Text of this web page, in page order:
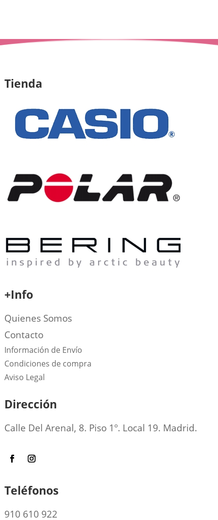
Tienda
+Info
Quienes Somos
Contacto
Información de Envío
Condiciones de compra
Aviso Legal
Dirección
Calle Del Arenal, 8. Piso 1º. Local 19. Madrid.
Teléfonos
910 610 922